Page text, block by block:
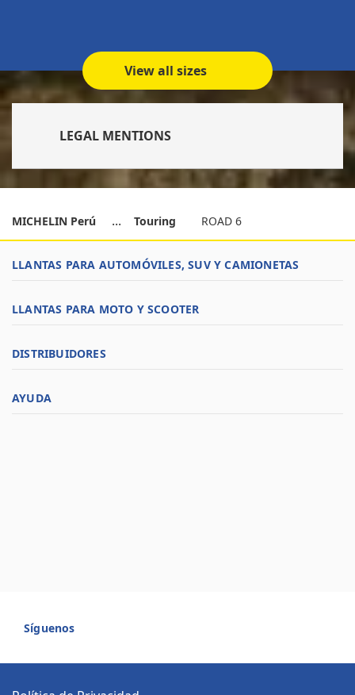
View all sizes
LEGAL MENTIONS
MICHELIN Perú Touring ROAD 6
LLANTAS PARA AUTOMÓVILES, SUV Y CAMIONETAS
LLANTAS PARA MOTO Y SCOOTER
DISTRIBUIDORES
AYUDA
Síguenos